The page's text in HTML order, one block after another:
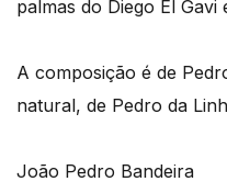
palmas do Diego El
A composição é de
natural, de Pedro da
João Pedro Bandeira